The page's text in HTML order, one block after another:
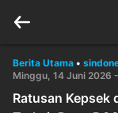
Berita Utama •
Minggu, 14 Juni 2026
Ratusan Kepsek